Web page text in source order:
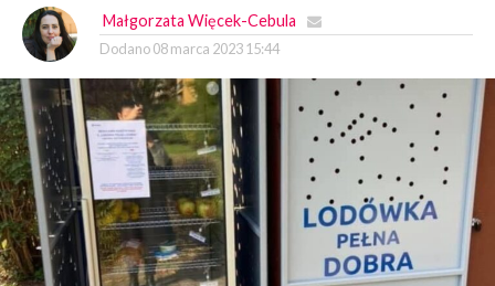
Małgorzata Więcek-Cebula
Dodano 08 marca 2023 15:44